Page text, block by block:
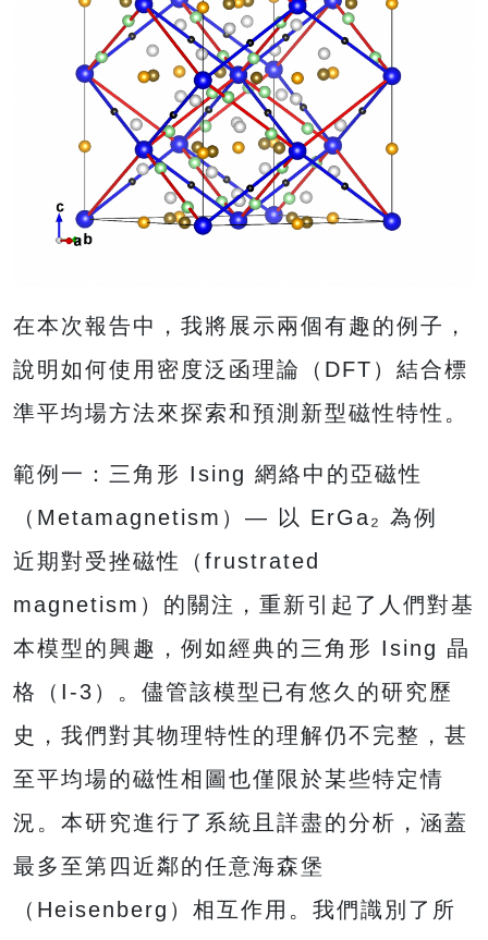
在本次報告中，我將展示兩個有趣的例子，
說明如何使用密度泛函理論（DFT）結合標
準平均場方法來探索和預測新型磁性特性。
範例一：三角形 Ising 網絡中的亞磁性
（Metamagnetism）— 以 ErGa₂ 為例
近期對受挫磁性（frustrated
magnetism）的關注，重新引起了人們對基
本模型的興趣，例如經典的三角形 Ising 晶
格（I-3）。儘管該模型已有悠久的研究歷
史，我們對其物理特性的理解仍不完整，甚
至平均場的磁性相圖也僅限於某些特定情
況。本研究進行了系統且詳盡的分析，涵蓋
最多至第四近鄰的任意海森堡
（Heisenberg）相互作用。我們識別了所